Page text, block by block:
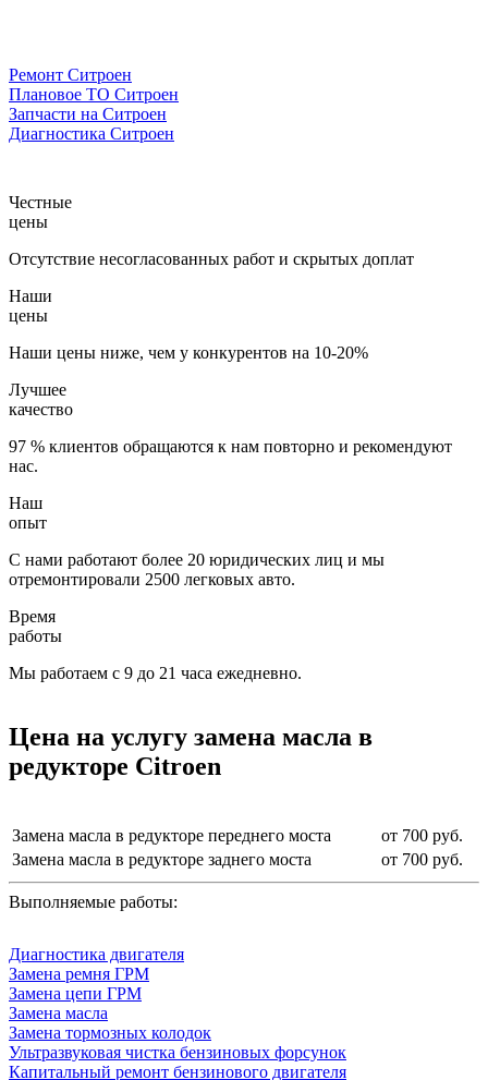
Ремонт Ситроен
Плановое ТО Ситроен
Запчасти на Ситроен
Диагностика Ситроен
Честные
цены
Отсутствие несогласованных работ и скрытых доплат
Наши
цены
Наши цены ниже, чем у конкурентов на 10-20%
Лучшее
качество
97 % клиентов обращаются к нам повторно и рекомендуют
нас.
Наш
опыт
С нами работают более 20 юридических лиц и мы
отремонтировали 2500 легковых авто.
Время
работы
Мы работаем с 9 до 21 часа ежедневно.
Цена на услугу замена масла в
редукторе Citroen
Замена масла в редукторе переднего моста
от 700 руб.
Замена масла в редукторе заднего моста
от 700 руб.
Выполняемые работы:
Диагностика двигателя
Замена ремня ГРМ
Замена цепи ГРМ
Замена масла
Замена тормозных колодок
Ультразвуковая чистка бензиновых форсунок
Капитальный ремонт бензинового двигателя